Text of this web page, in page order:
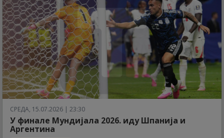
СРЕДА, 15.07.2026 | 23:30
У финале Мундијала 2026. иду Шпанија и
Аргентина